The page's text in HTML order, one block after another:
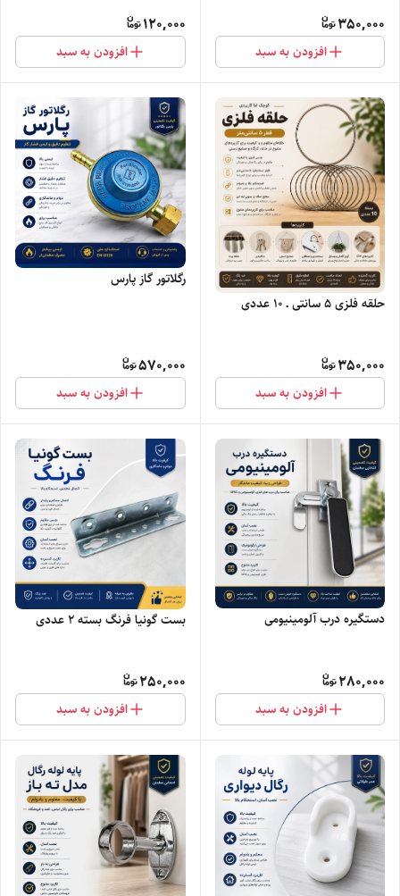
350,000
افزودن به سبد
120,000
افزودن به سبد
حلقه فلزی ۵ سانتی ـ ۱۰ عددی
350,000
افزودن به سبد
رگلاتور گاز پارس
570,000
افزودن به سبد
دستگیره درب آلومینیومی
280,000
افزودن به سبد
بست گونیا فرنگ بسته ۲ عددی
250,000
افزودن به سبد